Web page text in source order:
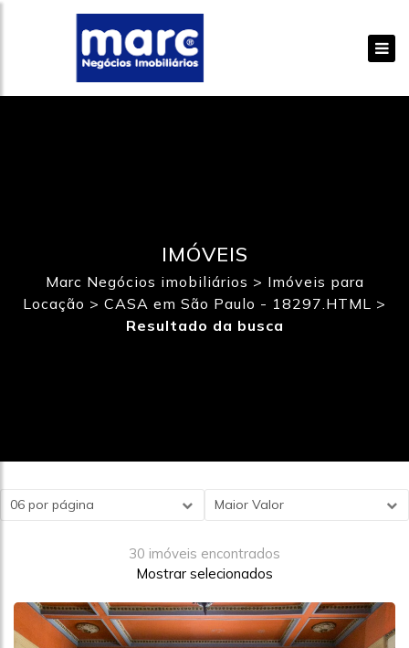
IMÓVEIS
Marc Negócios imobiliários > Imóveis para
Locação > CASA em São Paulo - 18297.HTML >
Resultado da busca
Maior Valor
06 por página
30 imóveis encontrados
Mostrar selecionados